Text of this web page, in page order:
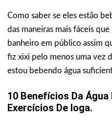
Como saber se eles estão
das maneiras mais fáceis
banheiro em público assim
fiz xixi pelo menos uma vez
estou bebendo água
10 Benefícios Da
Exercícios De Ioga.